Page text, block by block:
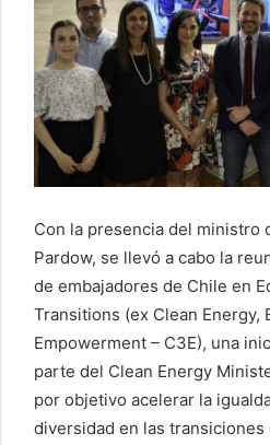
Con la presencia del ministro
Pardow, se llevó a cabo la
de embajadores de Chile en
Transitions (ex Clean Energy,
Empowerment – C3E), una
parte del Clean Energy
por objetivo acelerar la
diversidad en las